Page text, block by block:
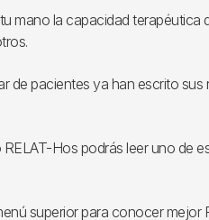
mano la capacidad terapéutica
de pacientes ya han escrito sus
Hos podrás leer uno de
superior para conocer mejor